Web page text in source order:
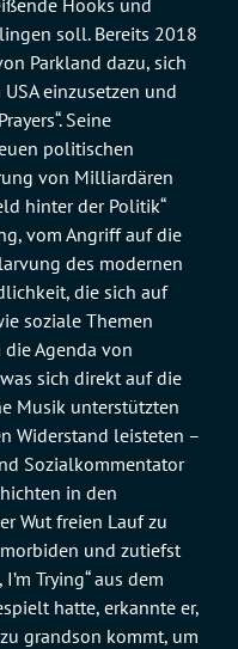
Hooks und
soll. Bereits 2018
Parkland dazu, sich
einzusetzen und
Seine
politischen
von Milliardären
hinter der Politik“
vom Angriff auf die
des modernen
die sich auf
soziale Themen
Agenda von
sich direkt auf die
Musik unterstützten
Widerstand leisteten –
Sozialkommentator
in den
Wut freien Lauf zu
und zutiefst
Trying“ aus dem
hatte, erkannte er,
grandson kommt, um